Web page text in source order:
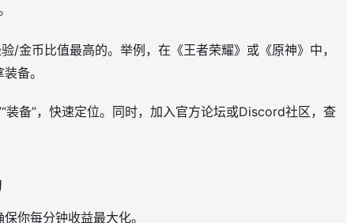
/金币比值最高的。举例，在《王者荣耀》或《原神》中，
备。
装备”，快速定位。同时，加入官方论坛或Discord社区，查
你每分钟收益最大化。